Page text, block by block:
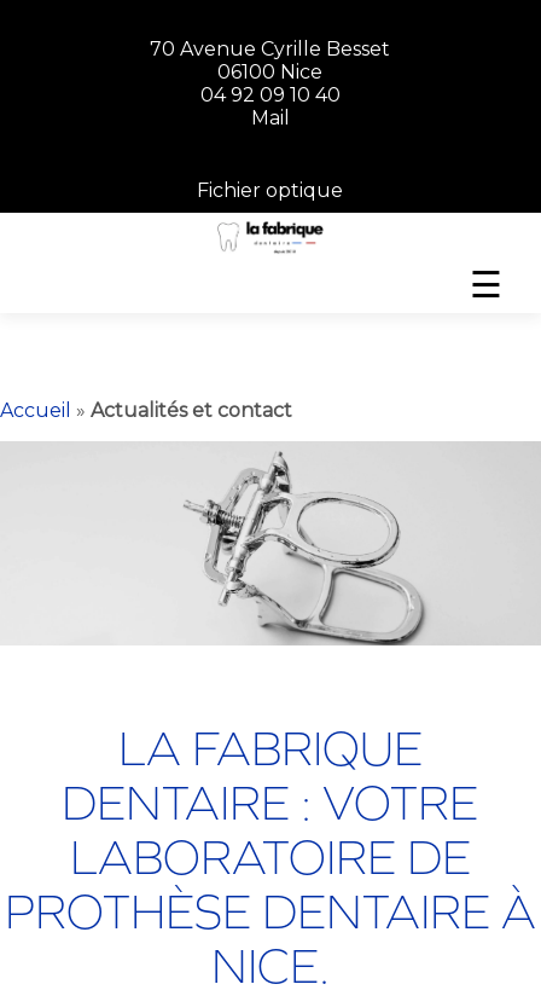
70 Avenue Cyrille Besset
06100 Nice
04 92 09 10 40
Mail
Fichier optique
☰
Accueil » Actualités et contact
LA FABRIQUE
DENTAIRE : VOTRE
LABORATOIRE DE
PROTHÈSE DENTAIRE À
NICE.